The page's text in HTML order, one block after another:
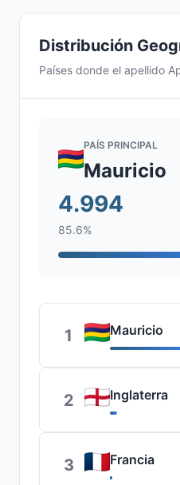
Distribución
Países donde el apellido
PAÍS PRINCIPAL
Mauricio
4.994
85.6%
1 Mauricio
2 Inglaterra
3 Francia